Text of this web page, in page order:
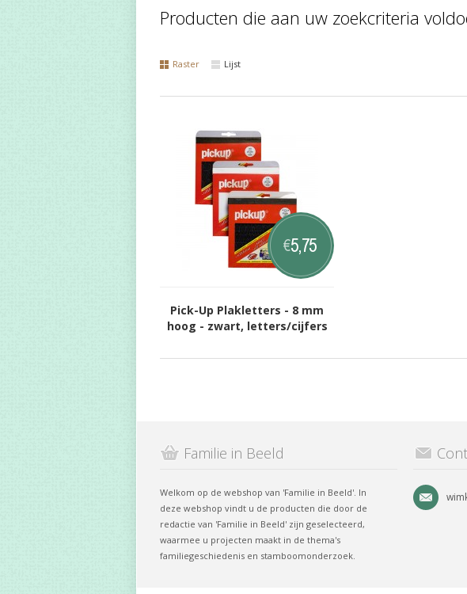
Producten die aan uw zoekcriteria
Raster Lijst
Pick-Up Plakletters - 8 mm
hoog - zwart, letters/cijfers
€5,75
Familie in Beeld
Welkom op de webshop van 'Familie in Beeld'. In
deze webshop vindt u de producten die door de
redactie van 'Familie in Beeld' zijn geselecteerd,
waarmee u projecten maakt in de thema's
familiegeschiedenis en stamboomonderzoek.